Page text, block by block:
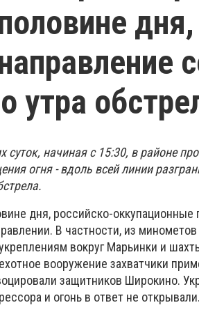
утра
начиная с 15:30, в районе
огня - вдоль всей линии
дня, российско-оккупационные
В частности, из
вокруг Марьинки и
вооружение захватчики
защитников Широкино.
и огонь в ответ не открывали.